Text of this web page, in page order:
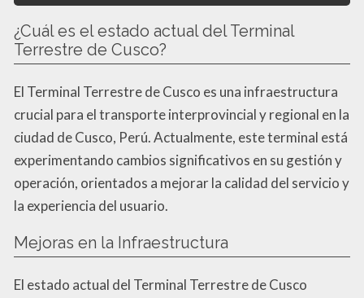
¿Cuál es el estado actual del Terminal
Terrestre de Cusco?
El Terminal Terrestre de Cusco es una infraestructura
crucial para el transporte interprovincial y regional en la
ciudad de Cusco, Perú. Actualmente, este terminal está
experimentando cambios significativos en su gestión y
operación, orientados a mejorar la calidad del servicio y
la experiencia del usuario.
Mejoras en la Infraestructura
El estado actual del Terminal Terrestre de Cusco